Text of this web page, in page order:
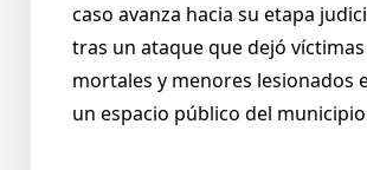
caso avanza hacia su etapa
tras un ataque que dejó víctimas
mortales y menores lesionados
un espacio público del